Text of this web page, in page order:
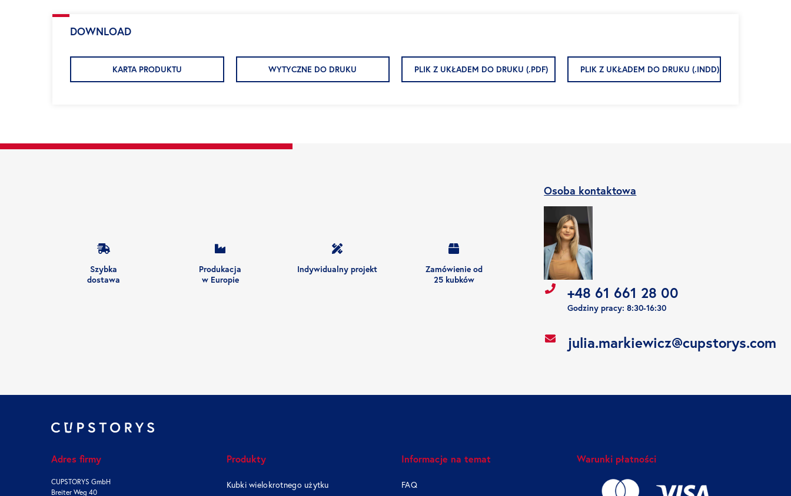
DOWNLOAD
KARTA PRODUKTU WYTYCZNE DO DRUKU PLIK Z UKŁADEM DO DRUKU (.PDF) PLIK Z UKŁADEM DO DRUKU (.INDD)
Szybka
dostawa
Produkacja
w Europie
Indywidualny projekt
Zamówienie od
25 kubków
Osoba kontaktowa
+48 61 661 28 00
Godziny pracy: 8:30-16:30
julia.markiewicz@cupstorys.com
Adres firmy
CUPSTORYS GmbH
Breiter Weg 40
Produkty
Kubki wielokrotnego użytku
Informacje na temat
FAQ
Warunki płatności